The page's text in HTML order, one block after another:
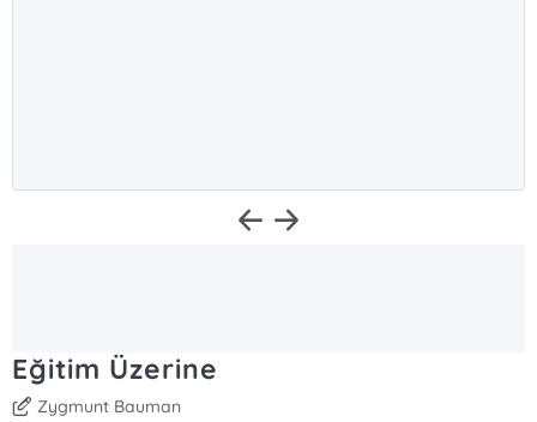
Eğitim Üzerine
Zygmunt Bauman